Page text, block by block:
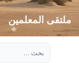
ملتقى المعلمين